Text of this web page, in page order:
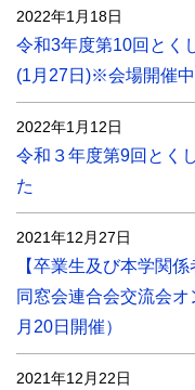
2022年1月18日
令和3年度第10回とく
(1月27日)※会場開催
2022年1月12日
令和３年度第9回とく
た
2021年12月27日
【卒業生及び本学関
同窓会連合会交流会
月20日開催）
2021年12月22日